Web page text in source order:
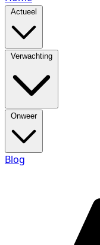
Actueel
Verwachting
Onweer
Blog